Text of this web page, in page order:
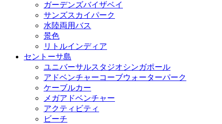
ガーデンズバイザベイ
サンズスカイパーク
水陸両用バス
景色
リトルインディア
セントーサ島
ユニバーサルスタジオシンガポール
アドベンチャーコーブウォーターパーク
ケーブルカー
メガアドベンチャー
アクティビティ
ビーチ